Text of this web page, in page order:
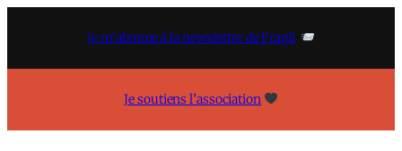
Je m’abonne à la newsletter de Fragil
Je soutiens l’association